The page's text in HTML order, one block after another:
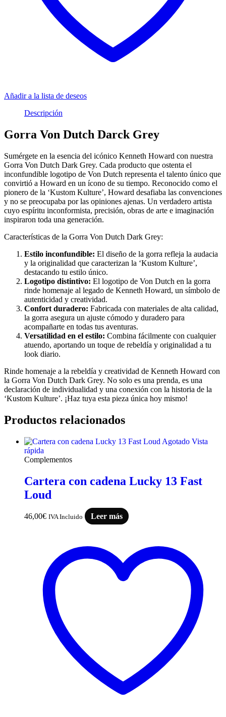
Añadir a la lista de deseos
Descripción
Gorra Von Dutch Darck Grey
Sumérgete en la esencia del icónico Kenneth Howard con nuestra
Gorra Von Dutch Dark Grey. Cada producto que ostenta el
inconfundible logotipo de Von Dutch representa el talento único que
convirtió a Howard en un ícono de su tiempo. Reconocido como el
pionero de la ‘Kustom Kulture’, Howard desafiaba las convenciones
y no se preocupaba por las opiniones ajenas. Un verdadero artista
cuyo espíritu inconformista, precisión, obras de arte e imaginación
inspiraron toda una generación.
Características de la Gorra Von Dutch Dark Grey:
Estilo inconfundible: El diseño de la gorra refleja la audacia
y la originalidad que caracterizan la ‘Kustom Kulture’,
destacando tu estilo único.
Logotipo distintivo: El logotipo de Von Dutch en la gorra
rinde homenaje al legado de Kenneth Howard, un símbolo de
autenticidad y creatividad.
Confort duradero: Fabricada con materiales de alta calidad,
la gorra asegura un ajuste cómodo y duradero para
acompañarte en todas tus aventuras.
Versatilidad en el estilo: Combina fácilmente con cualquier
atuendo, aportando un toque de rebeldía y originalidad a tu
look diario.
Rinde homenaje a la rebeldía y creatividad de Kenneth Howard con
la Gorra Von Dutch Dark Grey. No solo es una prenda, es una
declaración de individualidad y una conexión con la historia de la
‘Kustom Kulture’. ¡Haz tuya esta pieza única hoy mismo!
Productos relacionados
Agotado Vista
rápida
Complementos
Cartera con cadena Lucky 13 Fast
Loud
46,00€ IVA Incluido Leer más